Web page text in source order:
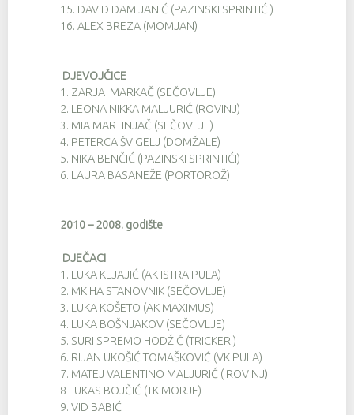
15. DAVID DAMIJANIĆ (PAZINSKI SPRINTIĆI)
16. ALEX BREZA (MOMJAN)
DJEVOJČICE
1. ZARJA MARKAČ (SEČOVLJE)
2. LEONA NIKKA MALJURIĆ (ROVINJ)
3. MIA MARTINJAČ (SEČOVLJE)
4. PETERCA ŠVIGELJ (DOMŽALE)
5. NIKA BENČIĆ (PAZINSKI SPRINTIĆI)
6. LAURA BASANEŽE (PORTOROŽ)
2010 – 2008. godište
DJEČACI
1. LUKA KLJAJIĆ (AK ISTRA PULA)
2. MKIHA STANOVNIK (SEČOVLJE)
3. LUKA KOŠETO (AK MAXIMUS)
4. LUKA BOŠNJAKOV (SEČOVLJE)
5. SURI SPREMO HODŽIĆ (TRICKERI)
6. RIJAN UKOŠIĆ TOMAŠKOVIĆ (VK PULA)
7. MATEJ VALENTINO MALJURIĆ ( ROVINJ)
8 LUKAS BOJČIĆ (TK MORJE)
9. VID BABIĆ